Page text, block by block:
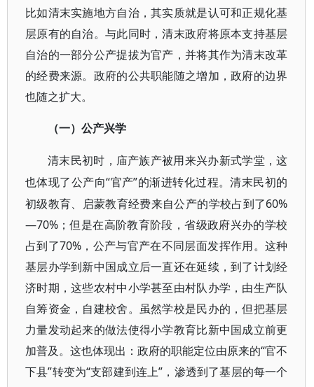
比如清末实施地方自治，其实质就是认可和正规化基
层原有的自治。与此同时，清末政府将原本支持基层
自治的一部分公产提拔为官产，并将其作为清末改革
的经费来源。政府的公共职能随之增加，政府的边界
也随之扩大。
（一）公产兴学
清末民初时，庙产族产被用来兴办新式学堂，这
也体现了公产向“官产”的渐进转化过程。清末民初的
初级教育、启蒙教育经费来自公产的学校占到了60%
—70%；但是在高阶教育阶段，省级政府兴办的学校
占到了70%，公产与官产在不同层面发挥作用。这种
基层办学到新中国成立后一直还在延续，到了计划经
济时期，这些农村中小学甚至由村队办学，由生产队
自筹资金，自建校舍。虽然学校是民办的，但把基层
力量发动起来的做法使得小学教育比新中国成立前更
加普及。这也体现出：政府的职能定位由原来的“官不
下县”转变为“支部建到连上”，渗透到了基层的每一个